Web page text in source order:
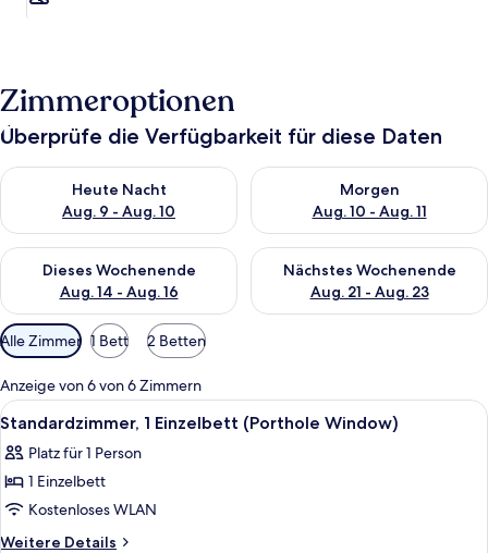
Zimmeroptionen
Überprüfe die Verfügbarkeit für diese Daten
Heute Nacht
Aug. 9 - Aug. 10
Überprüfe die Verfügbarkeit für heute Nacht, Aug. 9 - Aug.
Morgen
Aug. 10 - Aug. 11
Überprüfe die Verfügbarkeit
Dieses Wochenende
Aug. 14 - Aug. 16
Überprüfe die Verfügbarkeit für dieses Wochenende, Aug. 14
Nächstes Wochenende
Aug. 21 - Aug. 23
Überprüfe die Verfügbarkeit
Verfügbare
Filter
für
Zimmer
Alle Zimmer 1 Bett 2 Betten
Anzeige von 6 von 6 Zimmern
Alle
Fotos
für
Standardzimmer,
1 Einzelbett
(Porthole
Ein modernes Hotelzimmer mit
7
Standardzimmer, 1 Einzelbett (Porthole Window)
Platz für 1 Person
1 Einzelbett
Kostenloses WLAN
Weitere Details
Weitere